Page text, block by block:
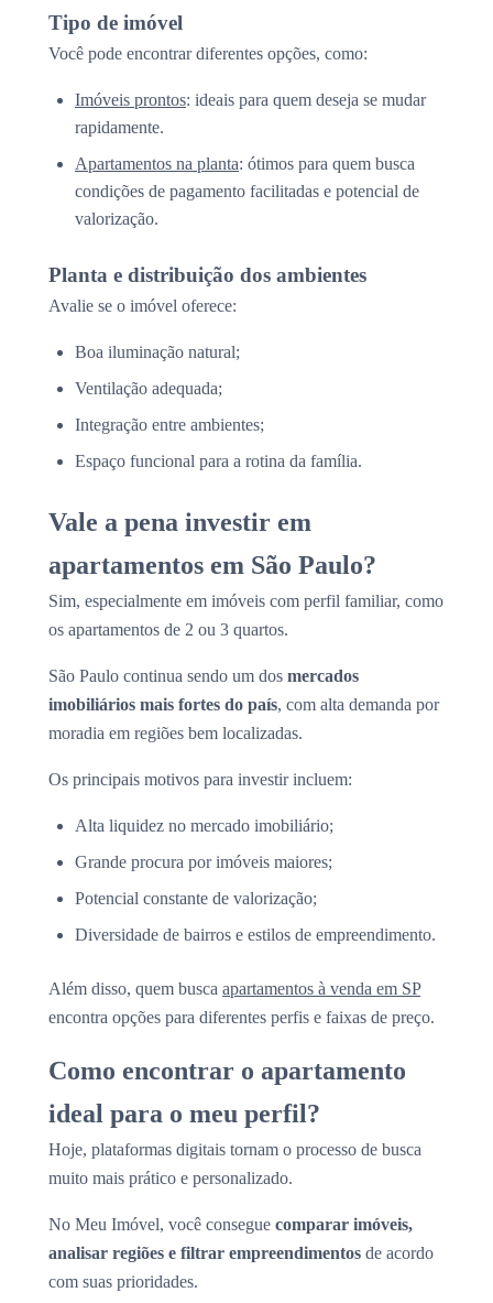
Tipo de imóvel
Você pode encontrar diferentes opções, como:
Imóveis prontos: ideais para quem deseja se mudar
rapidamente.
Apartamentos na planta: ótimos para quem busca
condições de pagamento facilitadas e potencial de
valorização.
Planta e distribuição dos ambientes
Avalie se o imóvel oferece:
Boa iluminação natural;
Ventilação adequada;
Integração entre ambientes;
Espaço funcional para a rotina da família.
Vale a pena investir em
apartamentos em São Paulo?
Sim, especialmente em imóveis com perfil familiar, como
os apartamentos de 2 ou 3 quartos.
São Paulo continua sendo um dos mercados
imobiliários mais fortes do país, com alta demanda por
moradia em regiões bem localizadas.
Os principais motivos para investir incluem:
Alta liquidez no mercado imobiliário;
Grande procura por imóveis maiores;
Potencial constante de valorização;
Diversidade de bairros e estilos de empreendimento.
Além disso, quem busca apartamentos à venda em SP
encontra opções para diferentes perfis e faixas de preço.
Como encontrar o apartamento
ideal para o meu perfil?
Hoje, plataformas digitais tornam o processo de busca
muito mais prático e personalizado.
No Meu Imóvel, você consegue comparar imóveis,
analisar regiões e filtrar empreendimentos de acordo
com suas prioridades.